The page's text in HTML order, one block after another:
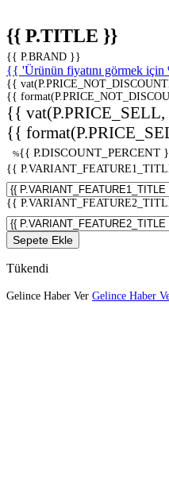
{{ P.TITLE }}
{{ P.BRAND }}
{{ 'Ürünün fiyatını görmek
{{
{{
{{
{{
%{{ P.DISCOUNT_PERCENT
{{
{{
Sepete Ekle
Tükendi
Gelince Haber Ver Gelince Haber